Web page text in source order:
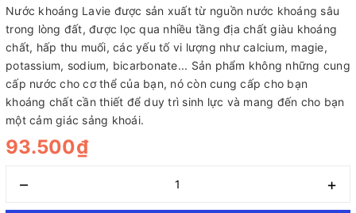
Nước khoáng Lavie được sản xuất từ nguồn nước khoáng sâu
trong lòng đất, được lọc qua nhiều tầng địa chất giàu khoáng
chất, hấp thu muối, các yếu tố vi lượng như calcium, magie,
potassium, sodium, bicarbonate... Sản phẩm không những cung
cấp nước cho cơ thể của bạn, nó còn cung cấp cho bạn
khoáng chất cần thiết để duy trì sinh lực và mang đến cho bạn
một cảm giác sảng khoái.
93.500₫
– +